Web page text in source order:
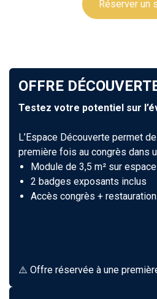
Réserver un
OFFRE
Testez votre potentiel sur
L’Espace Découverte permet
première fois au congrès dans
Module de 3,5 m² sur
2 badges exposants inclus
Accès congrès +
⚠️ Offre réservée à une